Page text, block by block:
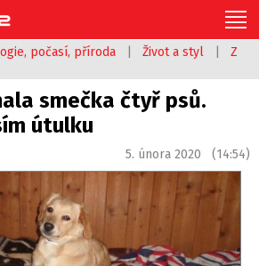
počasí, příroda Život a styl
Z
smečka čtyř psů.
útulku
5. února 2020 (14:54)